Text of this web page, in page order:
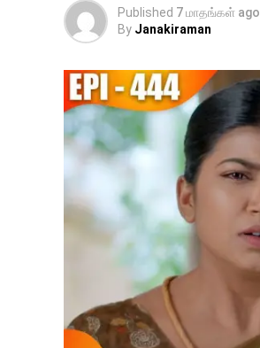
Published 7 மாதங்கள் ago
By Janakiraman